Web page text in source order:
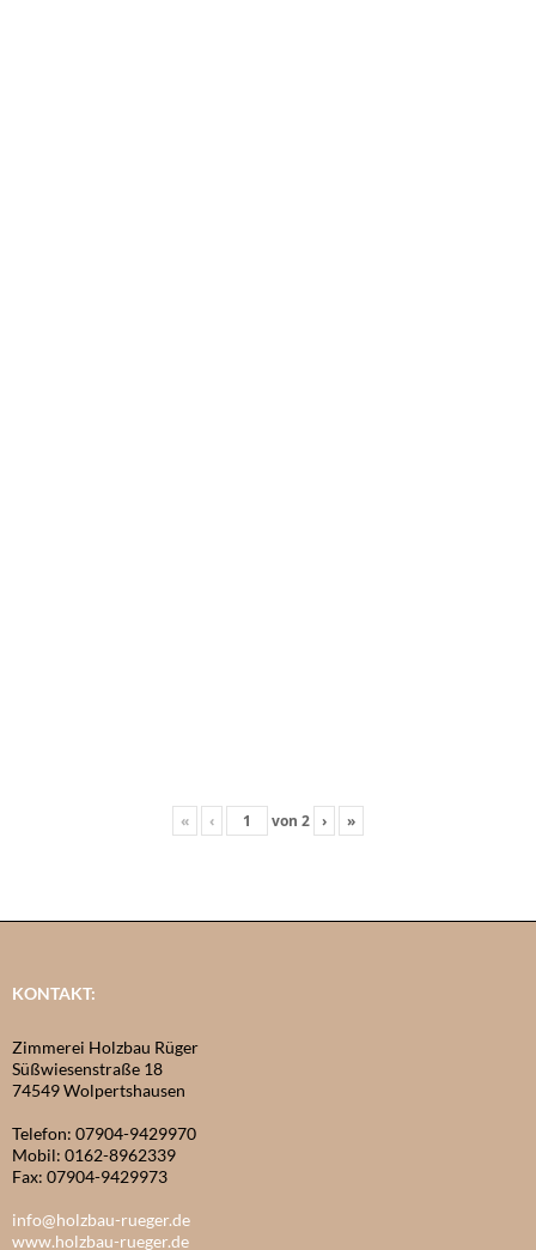
« ‹ von 2 › »
KONTAKT:
Zimmerei Holzbau Rüger
Süßwiesenstraße 18
74549 Wolpertshausen
Telefon: 07904-9429970
Mobil: 0162-8962339
Fax: 07904-9429973
info@holzbau-rueger.de
www.holzbau-rueger.de